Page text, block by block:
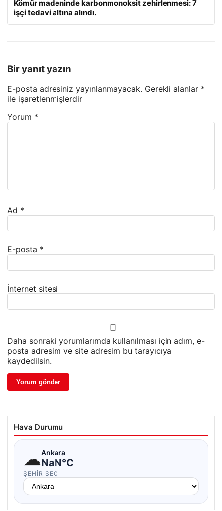
Kömür madeninde karbonmonoksit zehirlenmesi: 7
işçi tedavi altına alındı.
Bir yanıt yazın
E-posta adresiniz yayınlanmayacak. Gerekli alanlar *
ile işaretlenmişlerdir
Yorum *
Ad *
E-posta *
İnternet sitesi
Daha sonraki yorumlarımda kullanılması için adım, e-
posta adresim ve site adresim bu tarayıcıya
kaydedilsin.
Hava Durumu
☁Ankara
NaN°C
ŞEHIR SEÇ